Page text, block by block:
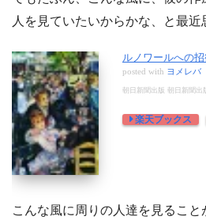
人を見ていたいからかな、と最近
ルノワールへの
posted with ヨメレバ
朝日新聞出版 朝日新聞出
楽天ブックス
こんな風に周りの人達を見るこ